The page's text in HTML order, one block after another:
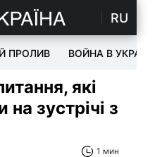
RU
ПРОЛИВ ВОЙНА В УКРАИНЕ
які
зустрічі з
1 мин